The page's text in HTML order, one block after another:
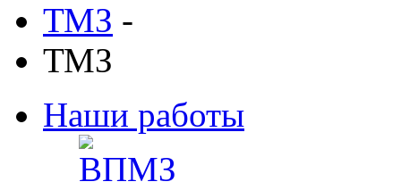
ТМЗ -
ТМЗ
Наши работы